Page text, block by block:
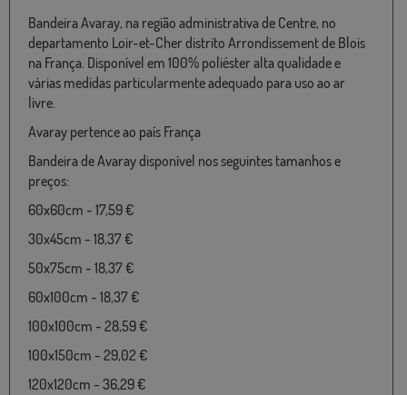
Bandeira Avaray, na região administrativa de Centre, no
departamento Loir-et-Cher distrito Arrondissement de Blois
na França. Disponível em 100% poliéster alta qualidade e
várias medidas particularmente adequado para uso ao ar
livre.
Avaray pertence ao país França
Bandeira de Avaray disponível nos seguintes tamanhos e
preços:
60x60cm - 17,59 €
30x45cm - 18,37 €
50x75cm - 18,37 €
60x100cm - 18,37 €
100x100cm - 28,59 €
100x150cm - 29,02 €
120x120cm - 36,29 €